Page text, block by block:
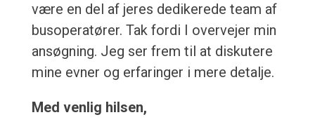
være en del af jeres dedikerede team af
busoperatører. Tak fordi I overvejer min
ansøgning. Jeg ser frem til at diskutere
mine evner og erfaringer i mere detalje.
Med venlig hilsen,